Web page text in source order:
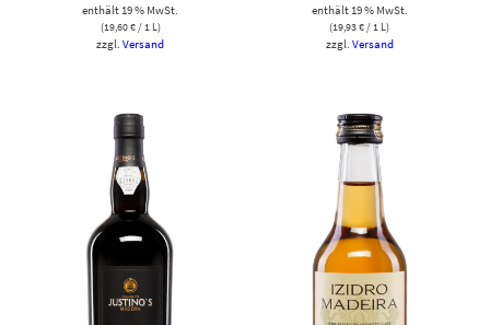
enthält 19 % MwSt.
(19,60€/ 1 L)
zzgl.Versand
enthält 19 % MwSt.
(19,93€/ 1 L)
zzgl. Versand